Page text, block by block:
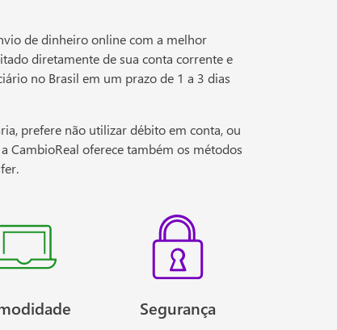
de dinheiro online com a melhor
diretamente de sua conta corrente e
no Brasil em um prazo de 1 a 3 dias
prefere não utilizar débito em conta, ou
CambioReal oferece também os métodos
Segurança